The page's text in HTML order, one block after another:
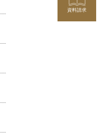
資料請求